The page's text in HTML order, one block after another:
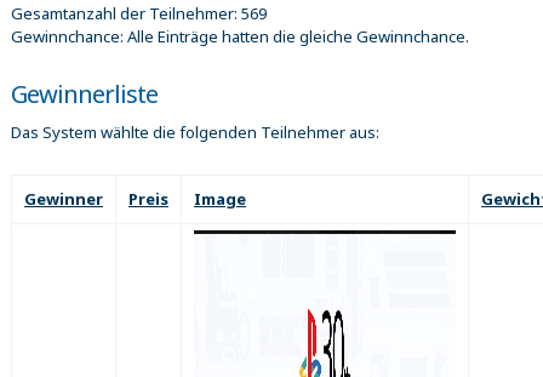
Gesamtanzahl der Teilnehmer: 569
Gewinnchance: Alle Einträge hatten die gleiche Gewinnchance.
Gewinnerliste
Das System wählte die folgenden Teilnehmer aus:
Gewinner Preis Image